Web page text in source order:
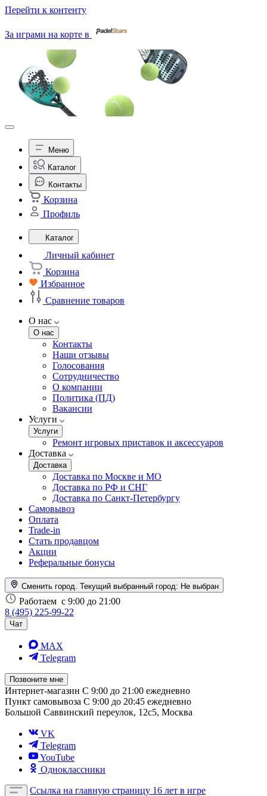
Перейти к контенту
За играми на корте в
Меню
Каталог
Контакты
Корзина
Профиль
Каталог
Личный кабинет
Корзина
Избранное
Сравнение товаров
О нас
О нас
Контакты
Наши отзывы
Голосования
Сотрудничество
О компании
Политика (ПД)
Вакансии
Услуги
Услуги
Ремонт игровых приставок и аксессуаров
Доставка
Доставка
Доставка по Москве и МО
Доставка по РФ и СНГ
Доставка по Санкт-Петербургу
Самовывоз
Оплата
Trade-in
Стать продавцом
Акции
Реферальные бонусы
Сменить город. Текущий выбранный город: Не выбран
Работаем с 9:00 до 21:00
8 (495) 225-99-22
Чат
MAX
Telegram
Позвоните мне
Интернет-магазин С 9:00 до 21:00 ежедневно
Пункт самовывоза С 9:00 до 20:45 ежедневно
Большой Саввинский переулок, 12с5, Москва
VK
Telegram
YouTube
Одноклассники
Ссылка на главную страницу 16 лет в игре